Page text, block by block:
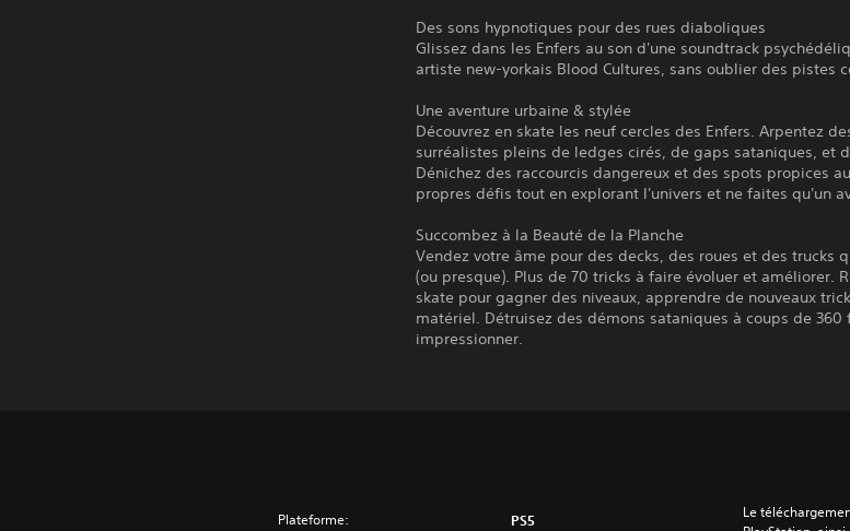
Des sons hypnotiques pour des rues diaboliques
Glissez dans les Enfers au son d'une soundtrack
artiste new-yorkais Blood Cultures, sans oublier des pistes
Une aventure urbaine & stylée
Découvrez en skate les neuf cercles des Enfers. Arpentez
surréalistes pleins de ledges cirés, de gaps sataniques, et
Dénichez des raccourcis dangereux et des spots propices
propres défis tout en explorant l'univers et ne faites qu'un
Succombez à la Beauté de la Planche
Vendez votre âme pour des decks, des roues et des trucks
(ou presque). Plus de 70 tricks à faire évoluer et améliorer.
skate pour gagner des niveaux, apprendre de nouveaux
matériel. Détruisez des démons sataniques à coups de
impressionner.
Plateforme: PS5
Le